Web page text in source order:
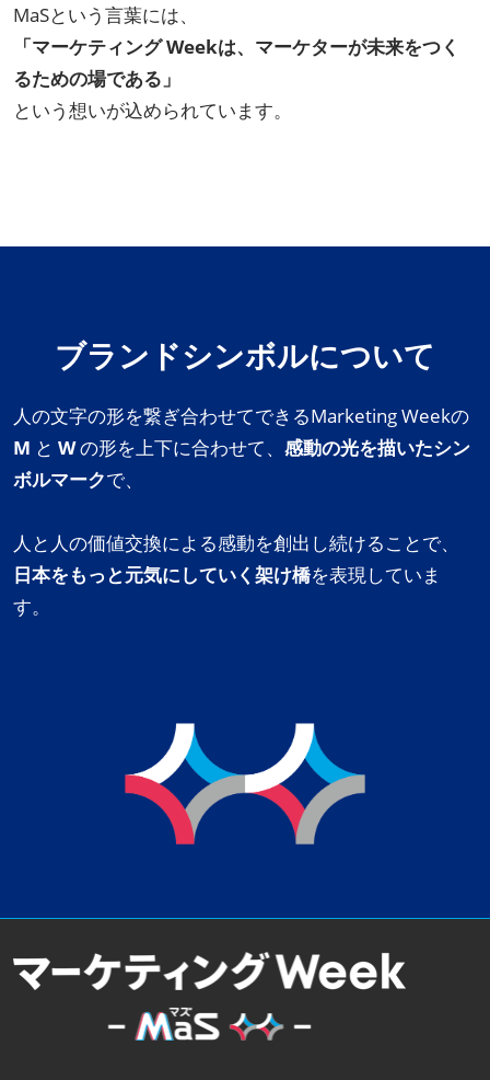
MaSという言葉には、
「マーケティング Weekは、マーケターが未来をつく
るための場である」
という想いが込められています。
ブランドシンボルについて
人の文字の形を繋ぎ合わせてできるMarketing Weekの
M と Wの形を上下に合わせて、 感動の光を描いたシン
ボルマークで、
人と人の価値交換による感動を創出し続けることで、
日本をもっと元気にしていく架け橋を表現していま
す。